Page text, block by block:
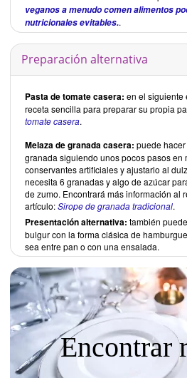
veganos a menudo comen alimentos
nutricionales evitables..
Preparación alternativa
Pasta de tomate casera: en el siguiente
receta sencilla para preparar su propia
tomate casera.
Melaza de granada casera: puede
granada siguiendo unos pocos pasos en
conservantes artificiales y ajustarlo al
necesita 6 granadas y algo de azúcar
de zumo. Encontrará más información al
artículo:Sirope de granada tradicional.
Presentación alternativa: también
bulgur con la forma clásica de
sea entre pan o con una ensalada.
Encontrar